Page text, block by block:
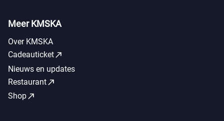
Meer KMSKA
Over KMSKA
Cadeauticketcall_made
Nieuws en updates
Restaurantcall_made
Shopcall_made